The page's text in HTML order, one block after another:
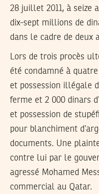
28 juillet 2011, à seize
dix-sept millions de
dans le cadre de deux
Lors de trois procès
été condamné à
et possession illégale
ferme et 2 000 dinars
et possession de
pour blanchiment
documents. Une
contre lui par le
agressé Mohamed
commercial au Qatar.